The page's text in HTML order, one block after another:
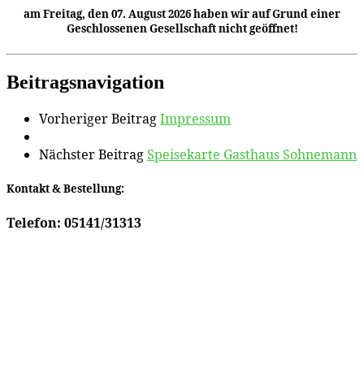
am Freitag, den 07. August 2026 haben wir auf Grund einer
Geschlossenen Gesellschaft nicht geöffnet!
Beitragsnavigation
Vorheriger BeitragImpressum
Nächster BeitragSpeisekarte Gasthaus Sohnemann
Kontakt & Bestellung:
Telefon: 05141/31313